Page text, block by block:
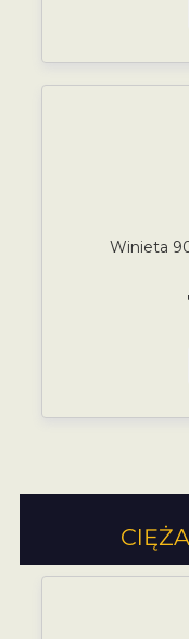
Winieta